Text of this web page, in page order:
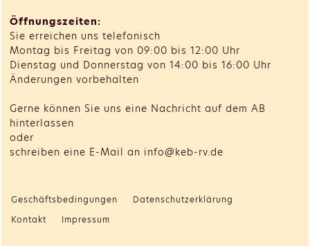
Öffnungszeiten:
Sie erreichen uns telefonisch
Montag bis Freitag von 09:00 bis 12:00 Uhr
Dienstag und Donnerstag von 14:00 bis 16:00 Uhr
Änderungen vorbehalten
Gerne können Sie uns eine Nachricht auf dem AB
hinterlassen
oder
schreiben eine E-Mail an info@keb-rv.de
Geschäftsbedingungen
Datenschutzerklärung
Kontakt
Impressum